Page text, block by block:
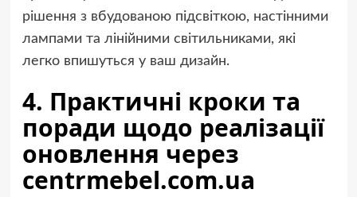
рішення з вбудованою підсвіткою, настінними
лампами та лінійними світильниками, які
легко впишуться у ваш дизайн.
4. Практичні кроки та
поради щодо реалізації
оновлення через
centrmebel.com.ua